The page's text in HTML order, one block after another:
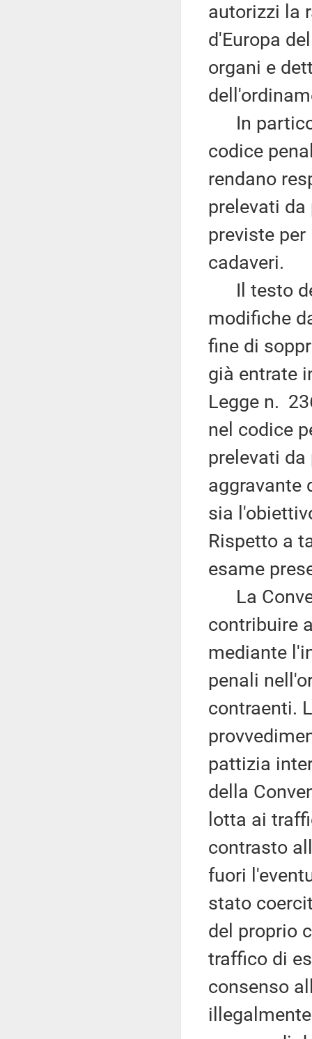
autorizzi la
d'Europa
organi e
In
codice
rendano
prelevati da
previste
cadaveri.
Il testo
modifiche
fine di
già entrate
Legge n.
nel codice
prelevati da
aggravante
sia
Rispetto a
esame
La
contribuire
mediante
penali
contraenti.
pattizia
della
lotta ai
contrasto
fuori
stato
del proprio
traffico di
consenso